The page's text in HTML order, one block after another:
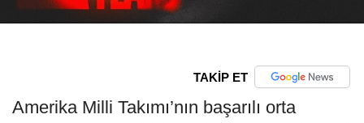
TAKİP ET
Amerika Milli Takımı’nın başarılı orta